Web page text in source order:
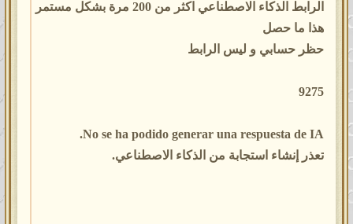
الرابط الذكاء الاصطناعي اكثر من 200 مرة بشكل مستمر
هذا ما حصل
حظر حسابي و ليس الرابط
9275
No se ha podido generar una respuesta de IA.
تعذر إنشاء استجابة من الذكاء الاصطناعي.